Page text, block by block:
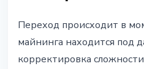
Переход происходит в
майнинга находится под
корректировка